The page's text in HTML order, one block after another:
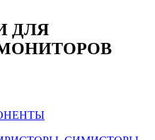
ДЛЯ